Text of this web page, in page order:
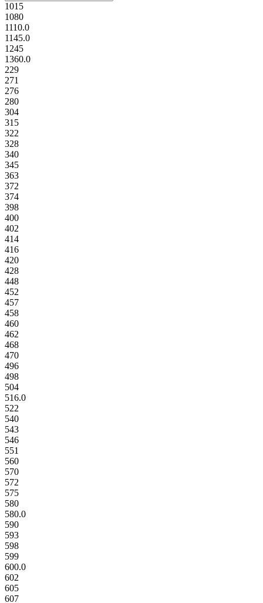
1015
1080
1110.0
1145.0
1245
1360.0
229
271
276
280
304
315
322
328
340
345
363
372
374
398
400
402
414
416
420
428
448
452
457
458
460
462
468
470
496
498
504
516.0
522
540
543
546
551
560
570
572
575
580
580.0
590
593
598
599
600.0
602
605
607